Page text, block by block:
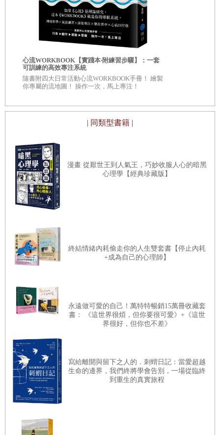
大年初一的聚會非常重要，年輕時都會從晚上八點，聊到第
二天凌晨三、四點，還意猶未盡，哪有那麼多話？真的有
呢！……所有對一般同學、朋友不敢說，不好意思說，不能
橫飛，罵的痛快淋漓。然後呢？然後天亮了，沒有一個朋友
會記得。
的感覺，這可跟利益上「你賺錢我就跟著賺錢，你倒了我也
一定會被拖累」不一樣，而是真正不計利害的信任──或是
愚蠢！
建國中學對面就是台北植物園，植物園正對著建中大門的那
個方向，當年有台灣最精華的文教設施：中央圖書館、台灣
藝術館和科學教育館。而科學教育館中有最先進、最好的天
08 出遊
曾幾何時，朋友們的出遊從當年為了省一塊錢擺渡的船費，
而願意冒生命危險游過河流，到現在前面的人在開車，後座
的人忍不住打盹？或許可以期待的是，由外勞組隊推著輪椅
出遊的時光，終將很快來臨！
09 伯父伯母們
在交朋友的時候，會不會同時加入了對方父母對我們的情感
而搬離天母才停止。不過這段時光，我們所有的朋友都一律
下水了，或許是「近墨者黑」，或許是生老病死看多了，體
會了「人生無常」，不過科學上的說法是：因為是流水式的
了。
五十五年的泡湯生涯中，我印象較深的還有兩次，一次大約
泡了一次湯，當年的六個高中生，如今攜家帶眷變成了二十
幾個人一起下餃子，又興旺又令人對人生充滿希望。
另一次大約已是2013年了，我們已是六十多歲的人，兒女俱
已自立，因此只剩六對「老夫老妻」，一起去屏東的「牡丹
灣」溫泉山莊渡了一次假。在豐盛的晚餐後，女士們自成一
不掛地泡在溫泉池中，沈浸在南國夜色的花影搖曳裡聊天。
昔日光滑的皮膚已有皺紋，曾經結實的肌肉已然鬆弛，滿頭
的青絲早已斑駁，只有朋友間的感覺日益濃純。
持續加溫而已！
13英敏教的點菜之道
父母親被要求搬出眷舍後，因為家無恆產，就只得搬到當時
為回台北出差時，就得在台北找旅館住宿。早年北高往返只
心流WORKBOOK【實踐本‧附練習步驟】：一套
可訓練的高效專注系統
隨書附四大日常活動心流WORKBOOK手冊！ 繪製
你專屬的流地圖！ 操作一次，馬上專注！
| 同類型書籍 |
漫畫 從厭世王到人氣王，巧妙收服人心的暗黑
心理學【經典珍藏版】
終結情緒內耗偷走你的人生雙套書【停止內耗
+成為自己的心理師】
永遠做可愛的自己！萬特特暢銷15萬冊收藏套
書： 《這世界很煩，但你要很可愛》+《這世
界很好，但你也不差》
寫給離開與留下之人的．刺蝟日記：當愛超越
生命的邊界，我們終將學會告別，一場從臨終
到重生的真實旅程